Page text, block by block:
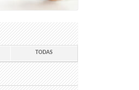
TODAS